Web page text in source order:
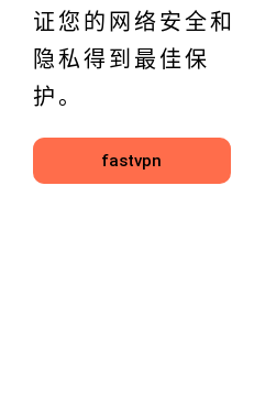
证您的网络安全和
隐私得到最佳保
护。
fastvpn